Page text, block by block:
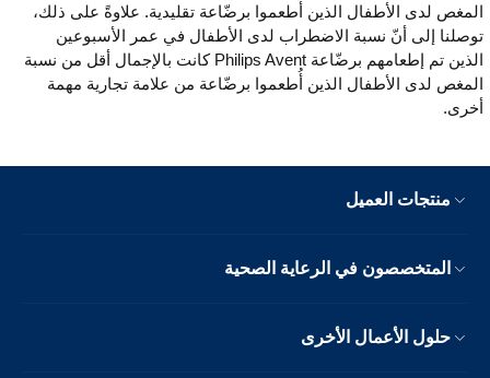
المغص لدى الأطفال الذين أُطعموا برضّاعة تقليدية. علاوةً على ذلك،
توصلنا إلى أنّ نسبة الاضطراب لدى الأطفال في عمر الأسبوعين
الذين تم إطعامهم برضّاعة Philips Avent كانت بالإجمال أقل من نسبة
المغص لدى الأطفال الذين أُطعموا برضّاعة من علامة تجارية مهمة
أخرى.
منتجات العميل
المتخصصون في الرعاية الصحية
حلول الأعمال الأخرى